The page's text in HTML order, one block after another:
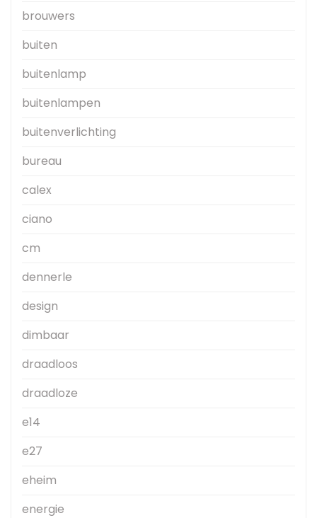
brouwers
buiten
buitenlamp
buitenlampen
buitenverlichting
bureau
calex
ciano
cm
dennerle
design
dimbaar
draadloos
draadloze
e14
e27
eheim
energie